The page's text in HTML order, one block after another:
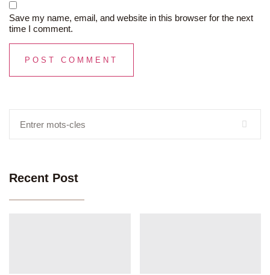
Recent Post
Save my name, email, and website in this browser for the next
time I comment.